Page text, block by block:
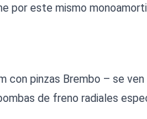
por este mismo
pinzas Brembo – se ven
de freno radiales